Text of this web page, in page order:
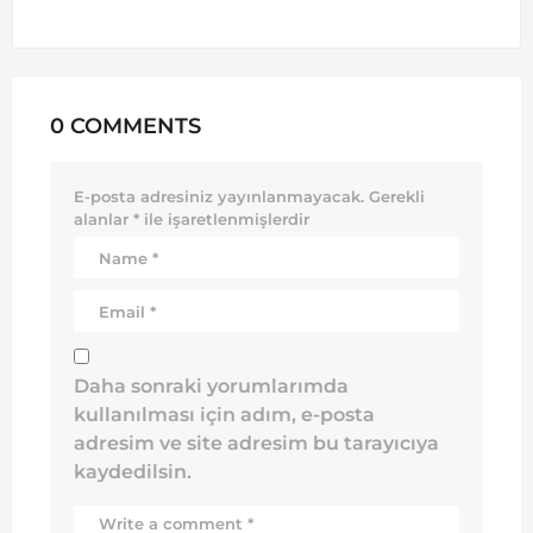
0 COMMENTS
E-posta adresiniz yayınlanmayacak. Gerekli
alanlar * ile işaretlenmişlerdir
Daha sonraki yorumlarımda
kullanılması için adım, e-posta
adresim ve site adresim bu tarayıcıya
kaydedilsin.